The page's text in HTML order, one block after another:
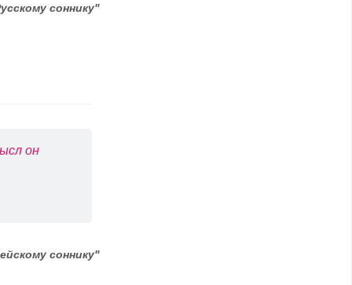
соннику"
он
соннику"